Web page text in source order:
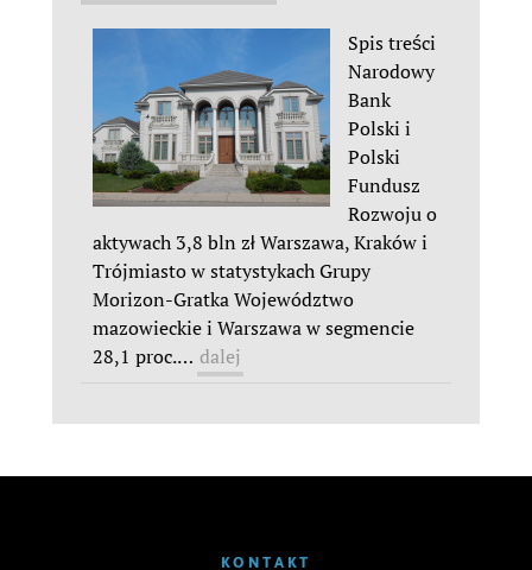
Spis treści
Narodowy
Bank
Polski i
Polski
Fundusz
Rozwoju o
aktywach 3,8 bln zł Warszawa, Kraków i
Trójmiasto w statystykach Grupy
Morizon-Gratka Województwo
mazowieckie i Warszawa w segmencie
28,1 proc.… dalej
KONTAKT